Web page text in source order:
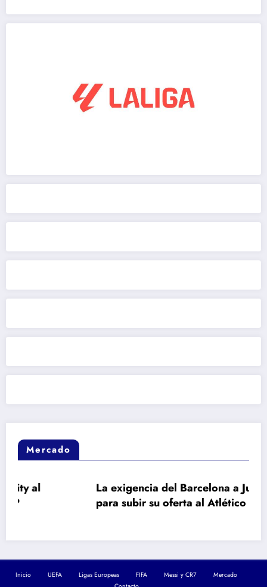
Mercado
La exigencia del Barcelona a Julián Álvarez
para subir su oferta al Atlético de Madrid
Inicio UEFA Ligas Europeas FIFA Messi y CR7
Mercado